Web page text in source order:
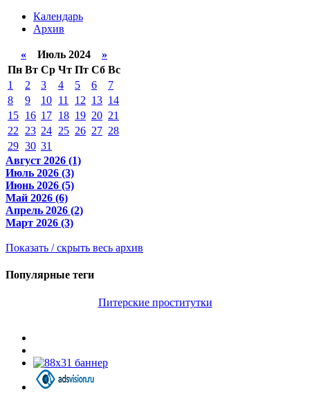
Календарь
Архив
« Июль 2024 »
Пн Вт Ср Чт Пт Сб Вс
1
2 3 4 5 6
7
8
9 10 11 12 13 14
15 16 17 18 19 20 21
22
23 24 25 26 27 28
29 30 31
Август 2026 (1)
Июль 2026 (3)
Июнь 2026 (5)
Май 2026 (6)
Апрель 2026 (2)
Март 2026 (3)
Показать / скрыть весь архив
Популярные теги
Питерские проститутки